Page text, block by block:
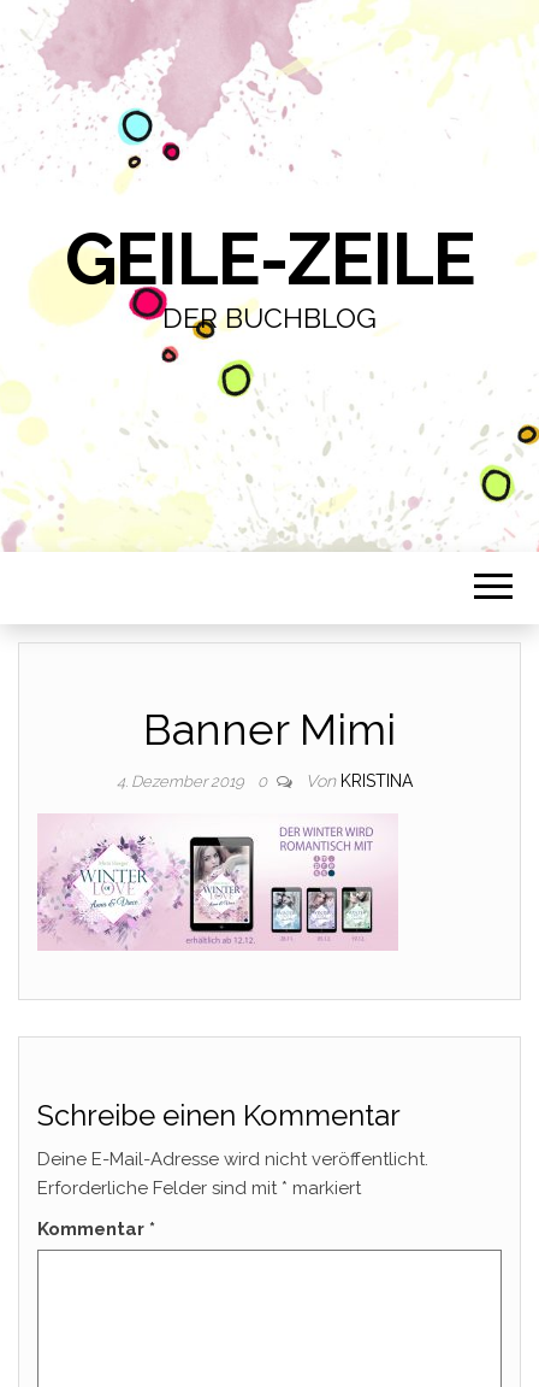
GEILE-ZEILE
DER BUCHBLOG
Banner Mimi
4. Dezember 2019 0 Von KRISTINA
Schreibe einen Kommentar
Deine E-Mail-Adresse wird nicht veröffentlicht.
Erforderliche Felder sind mit * markiert
Kommentar *